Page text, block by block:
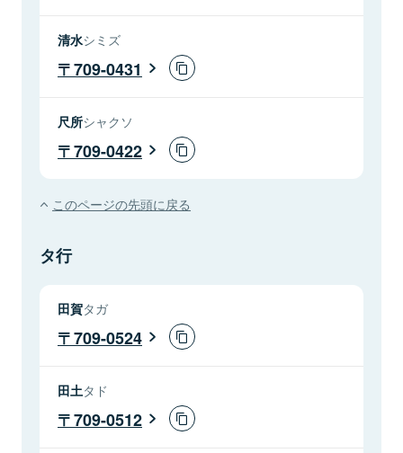
清水シミズ
709-0431
尺所シャクソ
709-0422
このページの先頭に戻る
タ行
田賀タガ
709-0524
田土タド
709-0512